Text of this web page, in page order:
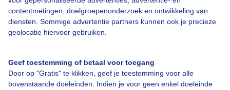
contentmetingen, doelgroepenonderzoek en ontwikkeling van
diensten. Sommige advertentie partners kunnen ook je precieze
geolocatie hiervoor gebruiken.
Geef toestemming of betaal voor toegang
Door op "Gratis" te klikken, geef je toestemming voor alle
bovenstaande doeleinden. Indien je voor geen enkel doeleinde
Veelgestelde vragen
Contact
Gebruikersvoorwaarden
Adverteren